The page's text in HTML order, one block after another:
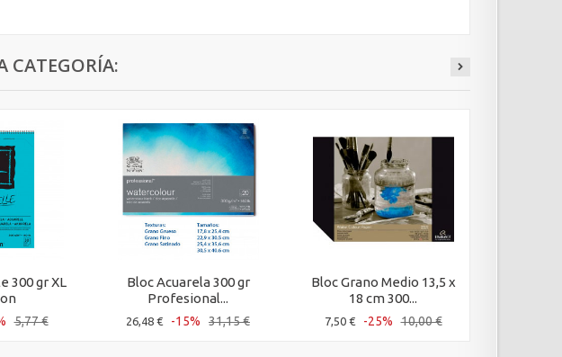
CATEGORÍA:
300 gr XL
5,77 €
Bloc Acuarela 300 gr
Profesional...
26,48 € -15% 31,15 €
Bloc Grano Medio 13,5 x
18 cm 300...
7,50 € -25% 10,00 €